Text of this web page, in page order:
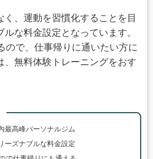
、運動を習慣化することを目
な料金設定となっています。
ので、仕事帰りに通いたい方に
、無料体験トレーニングをおす
最高峰パーソナルジム
ーズナブルな料金設定